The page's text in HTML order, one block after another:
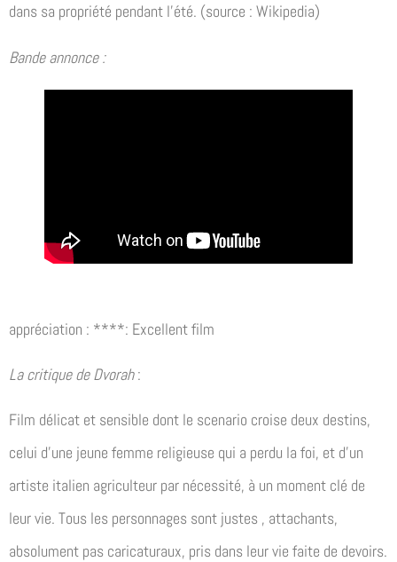
dans sa propriété pendant l’été. (source : Wikipedia)
Bande annonce :
appréciation : ****: Excellent film
La critique de Dvorah:
Film délicat et sensible dont le scenario croise deux destins,
celui d’une jeune femme religieuse qui a perdu la foi, et d’un
artiste italien agriculteur par nécessité, à un moment clé de
leur vie. Tous les personnages sont justes , attachants,
absolument pas caricaturaux, pris dans leur vie faite de devoirs.